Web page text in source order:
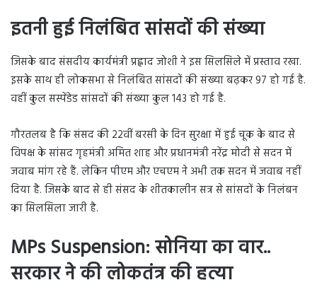
इतनी हुई निलंबित सांसदों की संख्या
जिसके बाद संसदीय कार्यमंत्री प्रह्लाद जोशी ने इस सिलसिले में प्रस्ताव रखा.
इसके साथ ही लोकसभा से निलंबित सांसदों की संख्या बढ़कर 97 हो गई है.
वहीं कुल सस्पेंडेड सांसदों की संख्या कुल 143 हो गई है.
गौरतलब है कि संसद की 22वीं बरसी के दिन सुरक्षा में हुई चूक के बाद से
विपक्ष के सांसद गृहमंत्री अमित शाह और प्रधानमंत्री नरेंद्र मोदी से सदन में
जवाब मांग रहे हैं. लेकिन पीएम और एचएम ने अभी तक सदन में जवाब नहीं
दिया है. जिसके बाद से ही संसद के शीतकालीन सत्र से सांसदों के निलंबन
का सिलसिला जारी है.
MPs Suspension: सोनिया का वार..
सरकार ने की लोकतंत्र की हत्या